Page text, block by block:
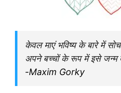
केवल माएं भविष्य के बारे में
अपने बच्चों के रूप में इसे जन्म
-Maxim Gorky